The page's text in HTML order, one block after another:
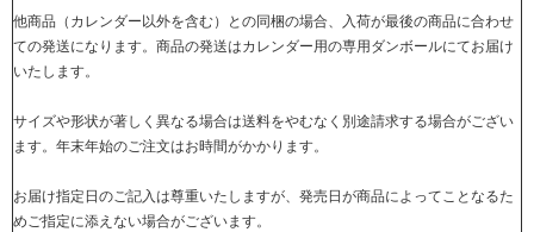
他商品（カレンダー以外を含む）との同梱の場合、入荷が最後の商品に合わせ
ての発送になります。商品の発送はカレンダー用の専用ダンボールにてお届け
いたします。
サイズや形状が著しく異なる場合は送料をやむなく別途請求する場合がござい
ます。年末年始のご注文はお時間がかかります。
お届け指定日のご記入は尊重いたしますが、発売日が商品によってことなるた
めご指定に添えない場合がございます。